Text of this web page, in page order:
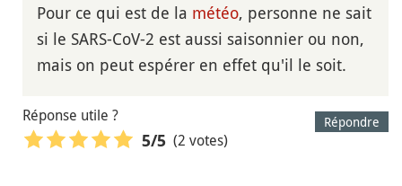
Pour ce qui est de la météo, personne ne sait
si le SARS-CoV-2 est aussi saisonnier ou non,
mais on peut espérer en effet qu'il le soit.
Répondre
Réponse utile ?
5/5 (2 votes)